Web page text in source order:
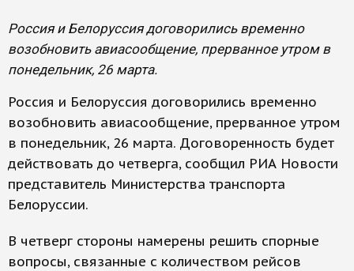
Россия и Белоруссия договорились временно
возобновить авиасообщение, прерванное утром в
понедельник, 26 марта.
Россия и Белоруссия договорились временно
возобновить авиасообщение, прерванное утром
в понедельник, 26 марта. Договоренность будет
действовать до четверга, сообщил РИА Новости
представитель Министерства транспорта
Белоруссии.
В четверг стороны намерены решить спорные
вопросы, связанные с количеством рейсов